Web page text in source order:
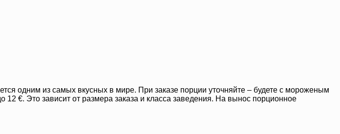
одним из самых вкусных в мире. При заказе порции уточняйте – будете с мороженым
12 €. Это зависит от размера заказа и класса заведения. На вынос порционное